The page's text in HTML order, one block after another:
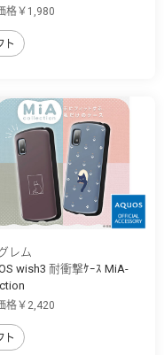
格￥1,980
ト
レム
wish3 耐衝撃ｹｰｽ MiA-
格￥2,420
ト